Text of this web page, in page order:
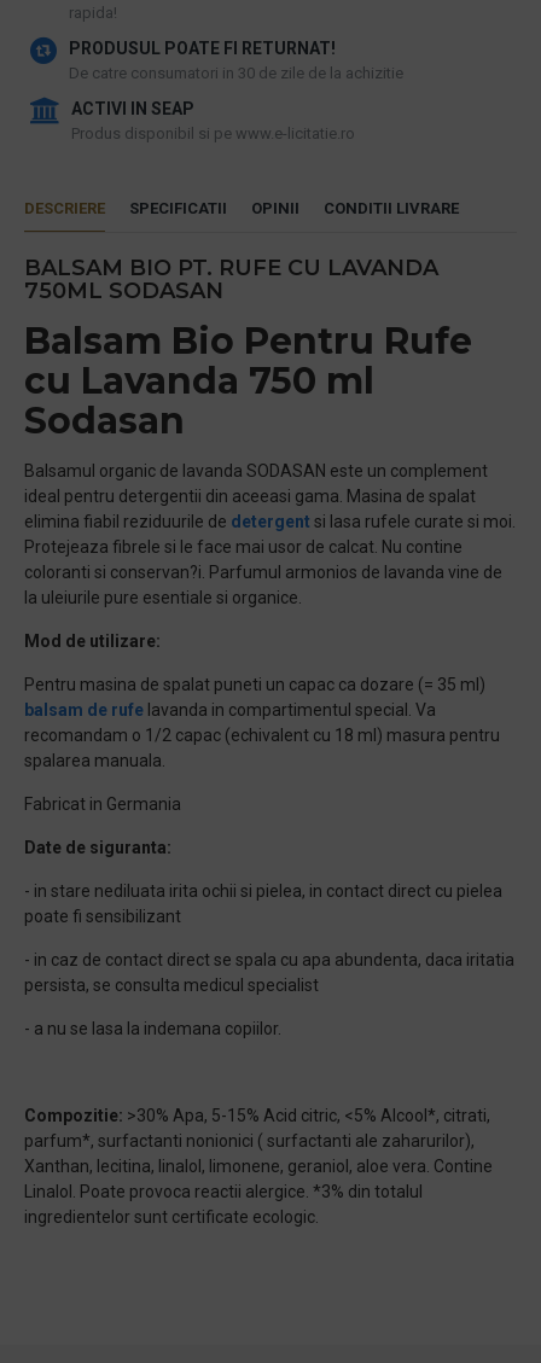
rapida!
PRODUSUL POATE FI RETURNAT!
De catre consumatori in 30 de zile de la achizitie
ACTIVI IN SEAP
Produs disponibil si pe www.e-licitatie.ro
DESCRIERE SPECIFICATII OPINII CONDITII LIVRARE
BALSAM BIO PT. RUFE CU LAVANDA
750ML SODASAN
Balsam Bio Pentru Rufe
cu Lavanda 750 ml
Sodasan
Balsamul organic de lavanda SODASAN este un complement
ideal pentru detergentii din aceeasi gama. Masina de spalat
elimina fiabil reziduurile de detergent si lasa rufele curate si moi.
Protejeaza fibrele si le face mai usor de calcat. Nu contine
coloranti si conservan?i. Parfumul armonios de lavanda vine de
la uleiurile pure esentiale si organice.
Mod de utilizare:
Pentru masina de spalat puneti un capac ca dozare (= 35 ml)
balsam de rufe lavanda in compartimentul special. Va
recomandam o 1/2 capac (echivalent cu 18 ml) masura pentru
spalarea manuala.
Fabricat in Germania
Date de siguranta:
- in stare nediluata irita ochii si pielea, in contact direct cu pielea
poate fi sensibilizant
- in caz de contact direct se spala cu apa abundenta, daca iritatia
persista, se consulta medicul specialist
- a nu se lasa la indemana copiilor.
Compozitie: >30% Apa, 5-15% Acid citric, <5% Alcool*, citrati,
parfum*, surfactanti nonionici ( surfactanti ale zaharurilor),
Xanthan, lecitina, linalol, limonene, geraniol, aloe vera. Contine
Linalol. Poate provoca reactii alergice. *3% din totalul
ingredientelor sunt certificate ecologic.